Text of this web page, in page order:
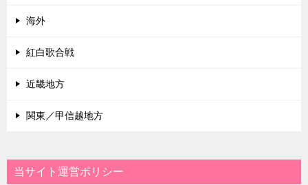
海外
紅白歌合戦
近畿地方
関東／甲信越地方
当サイト運営ポリシー